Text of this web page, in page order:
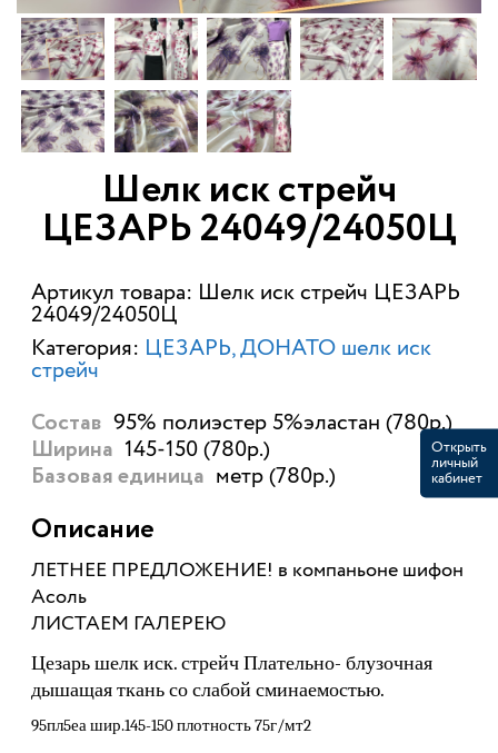
Шелк иск стрейч
ЦЕЗАРЬ 24049/24050Ц
Артикул товара: Шелк иск стрейч ЦЕЗАРЬ
24049/24050Ц
Категория: ЦЕЗАРЬ, ДОНАТО шелк иск
стрейч
Состав 95% полиэстер 5%эластан (780р.)
Ширина 145-150 (780р.)
Базовая единица метр (780р.)
Описание
ЛЕТНЕЕ ПРЕДЛОЖЕНИЕ! в компаньоне шифон
Асоль
ЛИСТАЕМ ГАЛЕРЕЮ
Цезарьшелк иск. стрейч Плательно- блузочная
дышащая ткань со слабой сминаемостью.
95пл5еа шир.145-150 плотность 75г/мт2
Открыть
личный
кабинет